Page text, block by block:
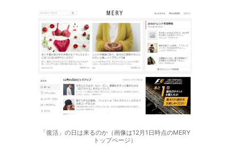
「復活」の日は来るのか（画像は12月1日時点のMERY
トップページ）